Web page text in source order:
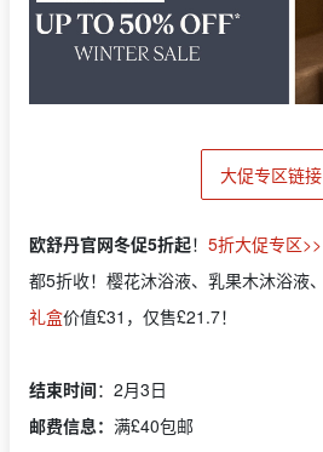
大促专区链接
欧舒丹官网冬促5折起！ 5折大促专区>>
都5折收！樱花沐浴液、乳果木沐浴液
礼盒价值£31，仅售£21.7！
结束时间：2月3日
邮费信息： 满£40包邮